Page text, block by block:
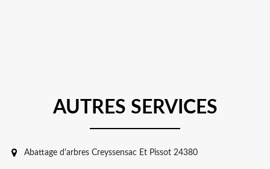
AUTRES SERVICES
Abattage d'arbres Creyssensac Et Pissot 24380